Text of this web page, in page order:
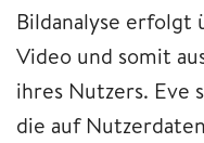
Bildanalyse erfolgt
Video und somit
ihres Nutzers. Eve
die auf